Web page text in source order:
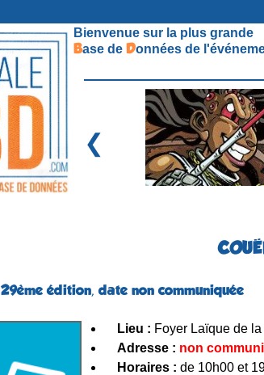
Bienvenue sur la plus grande
Base de Données de
❮
29ème édition,date non communiquée
Lieu : Foyer Laïque de
Adresse : non
Horaires : de 10h00 et